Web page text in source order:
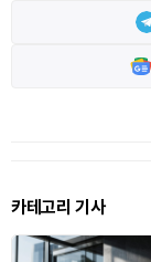
카테고리 기사